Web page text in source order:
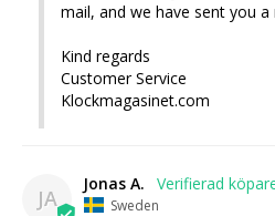
mail, and we have sent you a
Kind regards
Customer Service
Klockmagasinet.com
JA
Jonas A.
Sweden